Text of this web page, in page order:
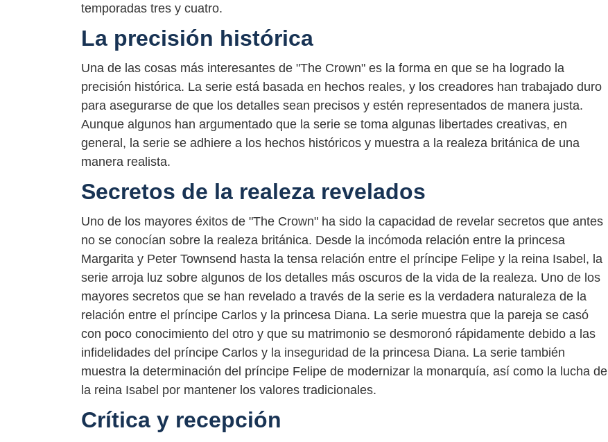
temporadas tres y cuatro.
La precisión histórica
Una de las cosas más interesantes de "The Crown" es la forma en que se ha logrado la
precisión histórica. La serie está basada en hechos reales, y los creadores han trabajado duro
para asegurarse de que los detalles sean precisos y estén representados de manera justa.
Aunque algunos han argumentado que la serie se toma algunas libertades creativas, en
general, la serie se adhiere a los hechos históricos y muestra a la realeza británica de una
manera realista.
Secretos de la realeza revelados
Uno de los mayores éxitos de "The Crown" ha sido la capacidad de revelar secretos que antes
no se conocían sobre la realeza británica. Desde la incómoda relación entre la princesa
Margarita y Peter Townsend hasta la tensa relación entre el príncipe Felipe y la reina Isabel, la
serie arroja luz sobre algunos de los detalles más oscuros de la vida de la realeza. Uno de los
mayores secretos que se han revelado a través de la serie es la verdadera naturaleza de la
relación entre el príncipe Carlos y la princesa Diana. La serie muestra que la pareja se casó
con poco conocimiento del otro y que su matrimonio se desmoronó rápidamente debido a las
infidelidades del príncipe Carlos y la inseguridad de la princesa Diana. La serie también
muestra la determinación del príncipe Felipe de modernizar la monarquía, así como la lucha de
la reina Isabel por mantener los valores tradicionales.
Crítica y recepción